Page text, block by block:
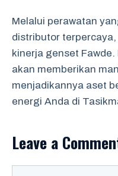
Melalui perawatan
distributor
kinerja genset
akan memberikan
menjadikannya aset
energi Anda di
Leave a